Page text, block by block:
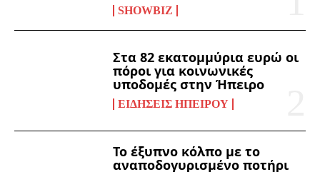
SHOWBIZ
Στα 82 εκατομμύρια ευρώ οι
πόροι για κοινωνικές
υποδομές στην Ήπειρο
ΕΙΔΉΣΕΙΣ ΗΠΕΊΡΟΥ
Το έξυπνο κόλπο με το
αναποδογυρισμένο ποτήρι